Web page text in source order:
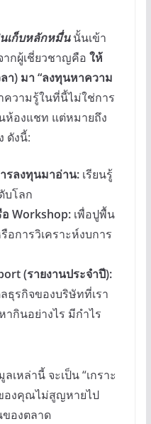
นเก็บหลักหมื่นนั้นเข้า
กผู้เชี่ยวชาญคือ ให้
า) มา “ลงทุนหาความ
ความรู้ในที่นี้ไม่ใช่การ
ห้องแชท แต่หมายถึง
ดังนี้:
รลงทุนมาอ่าน:เรียนรู้
บโลก
Workshop:เพื่อปูพื้น
อการวิเคราะห์งบการ
(รายงานประจำปี):
ธุรกิจของบริษัทที่เรา
ากินอย่างไร มีกำไร
เหล่านี้ จะเป็น “เกราะ
องคุณไม่สูญหายไป
องตลาด